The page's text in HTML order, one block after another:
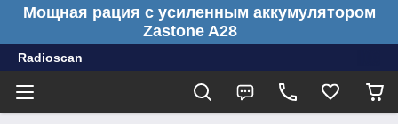
Мощная рация с усиленным аккумулятором
Zastone A28
Radioscan